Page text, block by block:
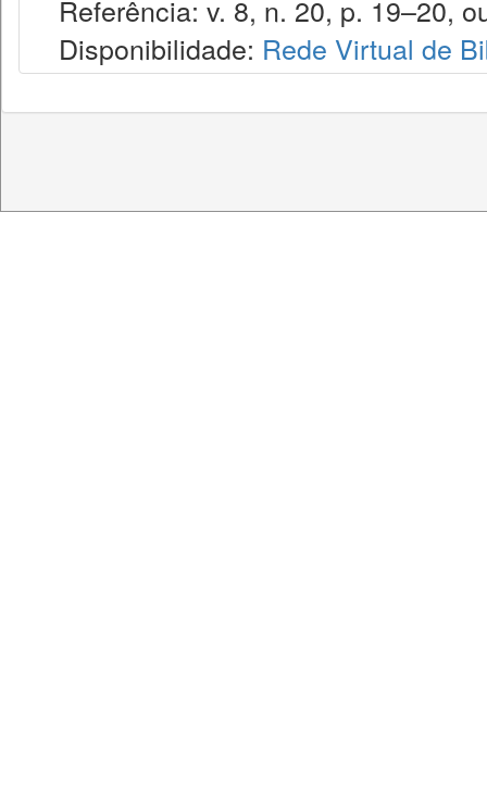
Referência: v. 8, n. 20, p. 19–20,
Disponibilidade: Rede Virtual de